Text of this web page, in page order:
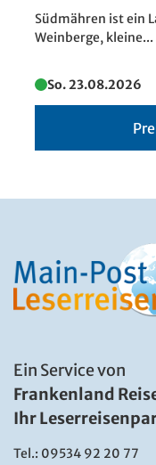
Südmähren ist ein
Weinberge, kleine...
So. 23.08.2026
Ein Service von
Frankenland
Ihr
Tel.: 09534 92 20 77